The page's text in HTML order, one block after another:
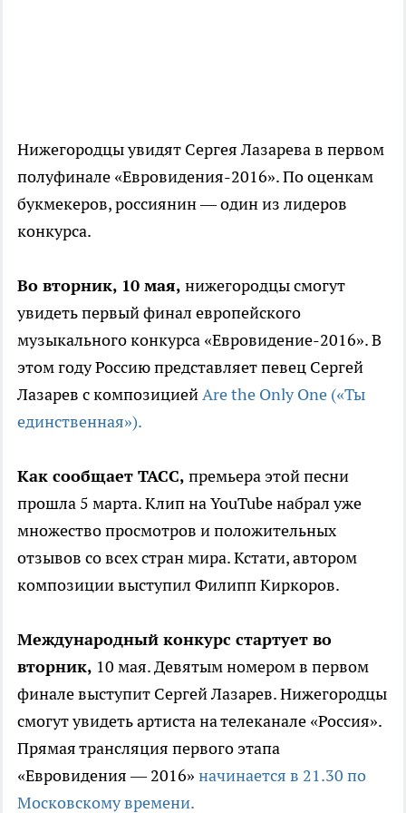
Нижегородцы увидят Сергея Лазарева в первом
полуфинале «Евровидения-2016». По оценкам
букмекеров, россиянин — один из лидеров
конкурса.
Во вторник, 10 мая, нижегородцы смогут
увидеть первый финал европейского
музыкального конкурса «Евровидение-2016». В
этом году Россию представляет певец Сергей
Лазарев с композициейAre the Only One («Ты
единственная»).
Как сообщает ТАСС, премьера этой песни
прошла 5 марта. Клип на YouTube набрал уже
множество просмотров и положительных
отзывов со всех стран мира. Кстати, автором
композиции выступил Филипп Киркоров.
Международный конкурс стартует во
вторник, 10 мая. Девятым номером в первом
финале выступит Сергей Лазарев. Нижегородцы
смогут увидеть артиста на телеканале «Россия».
Прямая трансляция первого этапа
«Евровидения — 2016» начинается в 21.30 по
Московскому времени.